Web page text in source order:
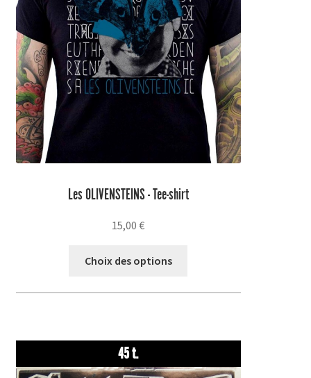
Les OLIVENSTEINS - Tee-shirt
15,00€
Choix des options
Les
peuvent
45 t.